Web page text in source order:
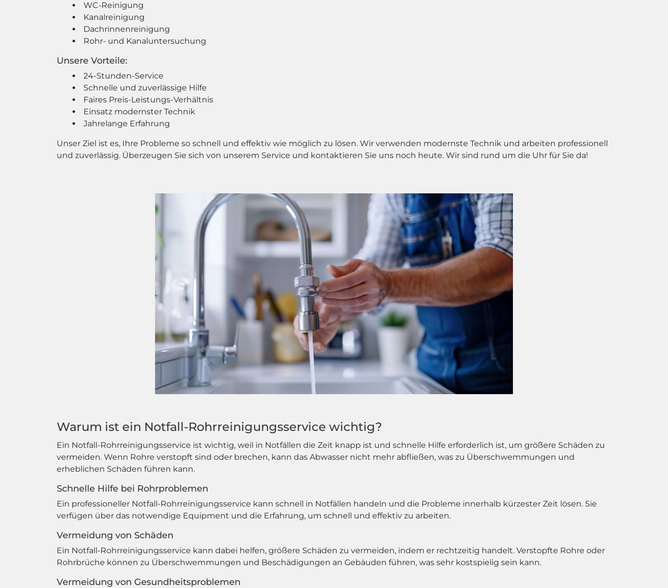
WC-Reinigung
Kanalreinigung
Dachrinnenreinigung
Rohr- und Kanaluntersuchung
Unsere Vorteile:
24-Stunden-Service
Schnelle und zuverlässige Hilfe
Faires Preis-Leistungs-Verhältnis
Einsatz modernster Technik
Jahrelange Erfahrung
Unser Ziel ist es, Ihre Probleme so schnell und effektiv wie möglich zu lösen. Wir verwenden modernste Technik und arbeiten professionell
und zuverlässig. Überzeugen Sie sich von unserem Service und kontaktieren Sie uns noch heute. Wir sind rund um die Uhr für Sie da!
Warum ist ein Notfall-Rohrreinigungsservice wichtig?
Ein Notfall-Rohrreinigungsservice ist wichtig, weil in Notfällen die Zeit knapp ist und schnelle Hilfe erforderlich ist, um größere Schäden zu
vermeiden. Wenn Rohre verstopft sind oder brechen, kann das Abwasser nicht mehr abfließen, was zu Überschwemmungen und
erheblichen Schäden führen kann.
Schnelle Hilfe bei Rohrproblemen
Ein professioneller Notfall-Rohrreinigungsservice kann schnell in Notfällen handeln und die Probleme innerhalb kürzester Zeit lösen. Sie
verfügen über das notwendige Equipment und die Erfahrung, um schnell und effektiv zu arbeiten.
Vermeidung von Schäden
Ein Notfall-Rohrreinigungsservice kann dabei helfen, größere Schäden zu vermeiden, indem er rechtzeitig handelt. Verstopfte Rohre oder
Rohrbrüche können zu Überschwemmungen und Beschädigungen an Gebäuden führen, was sehr kostspielig sein kann.
Vermeidung von Gesundheitsproblemen